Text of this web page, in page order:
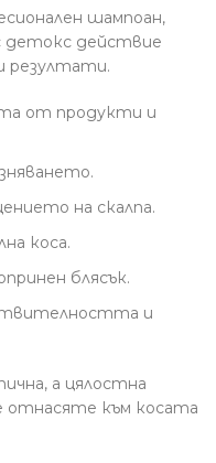
шампоан,
детокс действие
резултати.
от продукти и
на скалпа.
коса.
блясък.
и
а цялостна
отнасяте към косата